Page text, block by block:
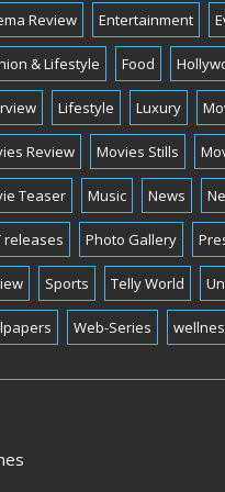
Review Entertainment
& Lifestyle Food
Lifestyle Luxury
Review Movies Stills
Teaser Music News
releases Photo Gallery
Sports Telly World
Web-Series